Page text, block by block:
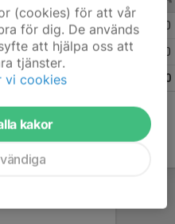
17 0 0
8 0
0
(cookies) för att vår
för dig. De används
att hjälpa oss att
tjänster.
vi cookies
kakor